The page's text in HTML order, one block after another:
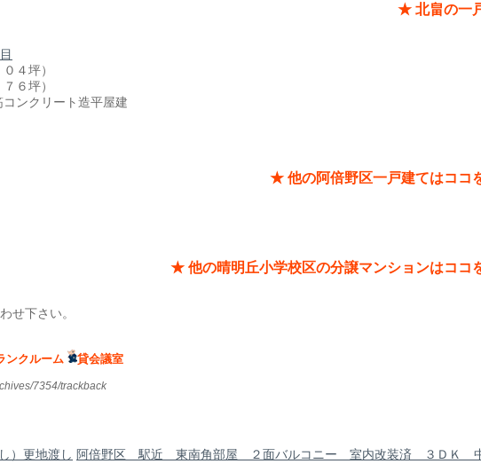
★ 北畠の一
坪）
坪）
クリート造平屋建
★ 他の阿倍野区一戸建てはココ
★ 他の晴明丘小学校区の分譲マンションはココ
せ下さい。
ンクルーム 貸会議室
7354/trackback
）更地渡し 阿倍野区 駅近 東南角部屋 ２面バルコニー 室内改装済 ３ＤＫ 中